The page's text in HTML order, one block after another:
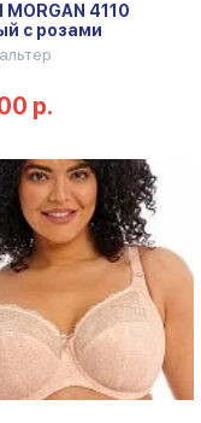
MORGAN 4110
с розами
р.